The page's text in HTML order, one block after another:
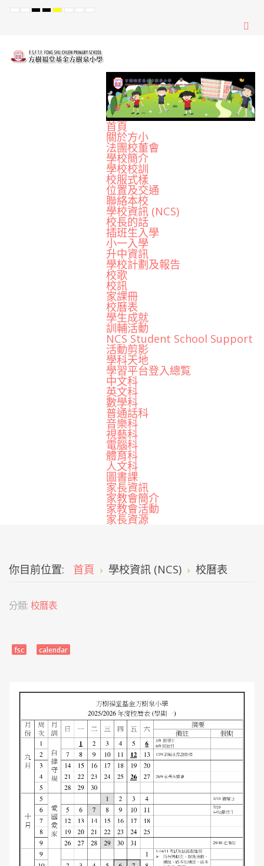
Default
Night
High
mode
High
mode
High
mode
SetSetSet
首頁
關於方小
法團校董會
學校簡介
學校校訓
校服式樣
位置及交通
聯絡本校
學校資訊 (NCS)
校長的話
插班生入學
小一入學
升中資訊
學校計劃及報告
校歌
校訊
家課冊
校曆表
學生成就
訓輔活動
NCS Student School Support
活動剪影
學科天地
學習平台登入總覧
中文科
英文科
數學科
普通話科
音樂科
視藝科
電腦科
體育科
人文科
圖書課
家長資訊
家教會簡介
家教會活動
家長資源
你目前位置: 首頁 學校資訊 (NCS) 校曆表
分類: 校曆表
fsc calendar